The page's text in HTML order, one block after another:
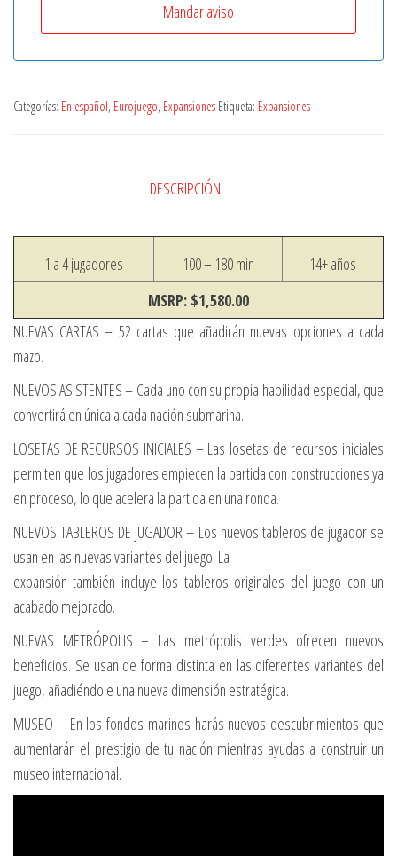
i
c
+
Categorías: En español, Eurojuego, Expansiones Etiqueta: Expansiones
DESCRIPCIÓN
1 a 4 jugadores 100 – 180 min
14+ años
MSRP: $1,580.00
NUEVAS CARTAS – 52 cartas que añadirán nuevas opciones a cada
mazo.
NUEVOS ASISTENTES – Cada uno con su propia habilidad especial, que
convertirá en única a cada nación submarina.
LOSETAS DE RECURSOS INICIALES – Las losetas de recursos iniciales
permiten que los jugadores empiecen la partida con construcciones ya
en proceso, lo que acelera la partida en una ronda.
NUEVOS TABLEROS DE JUGADOR – Los nuevos tableros de jugador se
usan en las nuevas variantes del juego. La
expansión también incluye los tableros originales del juego con un
acabado mejorado.
NUEVAS METRÓPOLIS – Las metrópolis verdes ofrecen nuevos
beneficios. Se usan de forma distinta en las diferentes variantes del
juego, añadiéndole una nueva dimensión estratégica.
MUSEO – En los fondos marinos harás nuevos descubrimientos que
aumentarán el prestigio de tu nación mientras ayudas a construir un
museo internacional.